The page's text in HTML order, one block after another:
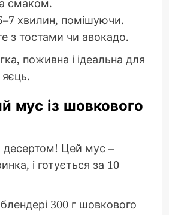
хвилин, помішуючи.
з тостами чи авокадо.
поживна і ідеальна для
мус із шовкового
десертом! Цей мус –
і готується за 10
300 г шовкового